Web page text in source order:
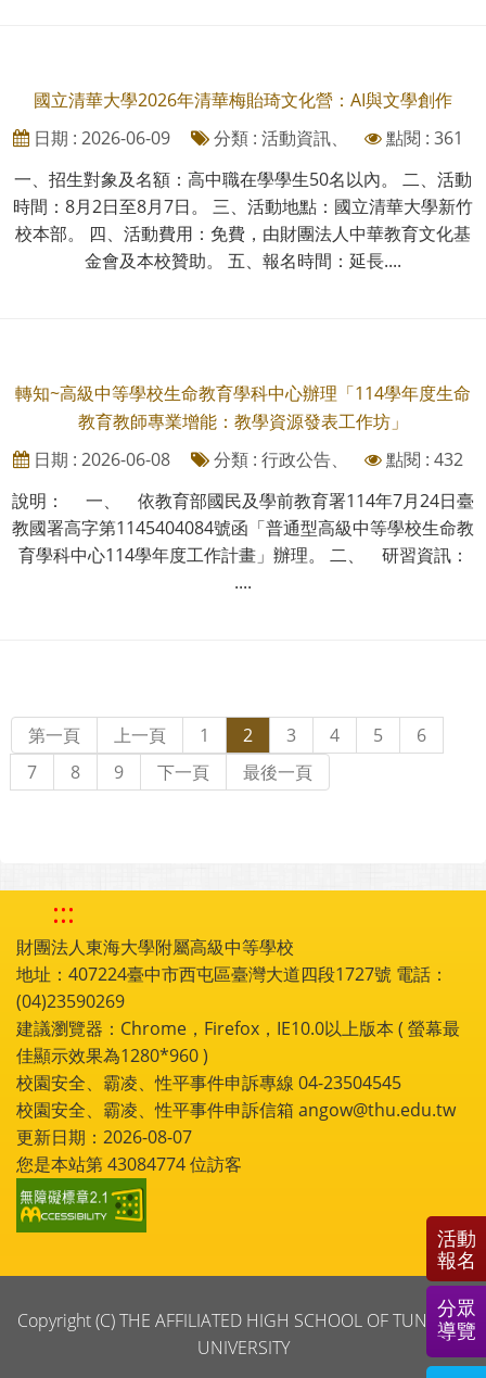
國立清華大學2026年清華梅貽琦文化營：AI與文學創作
日期 : 2026-06-09
分類 : 活動資訊、
點閱 : 361
一、招生對象及名額：高中職在學學生50名以內。 二、活動
時間：8月2日至8月7日。 三、活動地點：國立清華大學新竹
校本部。 四、活動費用：免費，由財團法人中華教育文化基
金會及本校贊助。 五、報名時間：延長....
轉知~高級中等學校生命教育學科中心辦理「114學年度生命
教育教師專業增能：教學資源發表工作坊」
日期 : 2026-06-08
分類 : 行政公告、
點閱 : 432
說明： 一、 依教育部國民及學前教育署114年7月24日臺
教國署高字第1145404084號函「普通型高級中等學校生命教
育學科中心114學年度工作計畫」辦理。 二、 研習資訊：
....
第一頁 上一頁 1 2 3 4 5
6
7
8 9 下一頁 最後一頁
:::
財團法人東海大學附屬高級中等學校
地址：407224臺中市西屯區臺灣大道四段1727號 電話：
(04)23590269
建議瀏覽器：Chrome，Firefox，IE10.0以上版本 ( 螢幕最
佳顯示效果為1280*960 )
校園安全、霸凌、性平事件申訴專線 04-23504545
校園安全、霸凌、性平事件申訴信箱 angow@thu.edu.tw
更新日期：2026-08-07
您是本站第43084774位訪客
Copyright (C) THE AFFILIATED HIGH SCHOOL OF TUNGHAI
UNIVERSITY
活動
報名
分眾
導覽